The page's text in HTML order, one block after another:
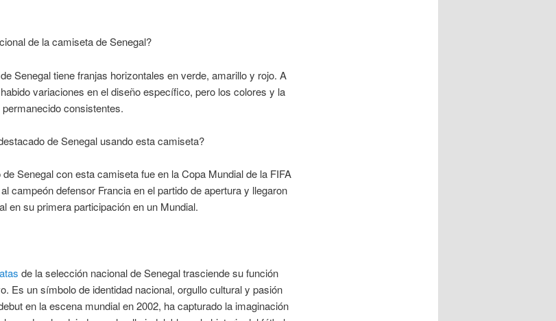
de la camiseta de Senegal?
Senegal tiene franjas horizontales en verde, amarillo y rojo. A
variaciones en el diseño específico, pero los colores y la
consistentes.
de Senegal usando esta camiseta?
Senegal con esta camiseta fue en la Copa Mundial de la FIFA
campeón defensor Francia en el partido de apertura y llegaron
en su primera participación en un Mundial.
de la selección nacional de Senegal trasciende su función
Es un símbolo de identidad nacional, orgullo cultural y pasión
en la escena mundial en 2002, ha capturado la imaginación